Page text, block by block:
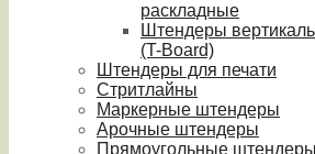
раскладные
Штендеры
(T-Board)
Штендеры для печати
Стритлайны
Маркерные штендеры
Арочные штендеры
Прямоугольные штендеры